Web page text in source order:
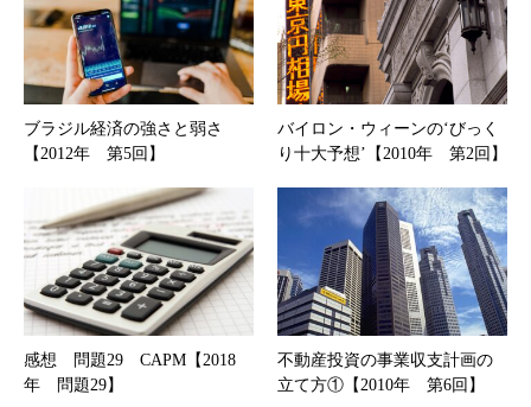
ブラジル経済の強さと弱さ
【2012年 第5回】
バイロン・ウィーンの‘びっく
り十大予想’【2010年 第2回】
感想 問題29 CAPM【2018
年 問題29】
不動産投資の事業収支計画の
立て方①【2010年 第6回】